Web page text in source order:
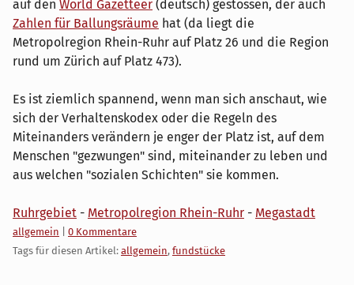
auf den World Gazetteer (deutsch) gestossen, der auch
Zahlen für Ballungsräume hat (da liegt die
Metropolregion Rhein-Ruhr auf Platz 26 und die Region
rund um Zürich auf Platz 473).
Es ist ziemlich spannend, wenn man sich anschaut, wie
sich der Verhaltenskodex oder die Regeln des
Miteinanders verändern je enger der Platz ist, auf dem
Menschen "gezwungen" sind, miteinander zu leben und
aus welchen "sozialen Schichten" sie kommen.
Ruhrgebiet - Metropolregion Rhein-Ruhr - Megastadt
Kategorien:
allgemein
0 Kommentare
Tags für diesen Artikel: allgemein, fundstücke